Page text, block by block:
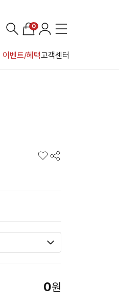
이벤트/혜택고객센터
0
0원